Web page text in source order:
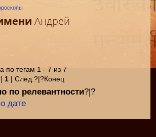
Андрей
по тегам 1 - 7 из 7
1 | След.?|?Конец
по релевантности?|?
дате